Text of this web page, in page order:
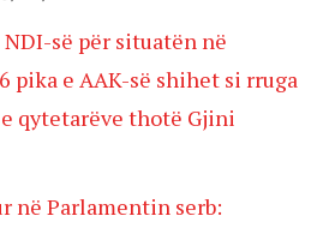
së për situatën në
pika e AAK-së shihet si rruga
qytetarëve thotë Gjini
në Parlamentin serb: